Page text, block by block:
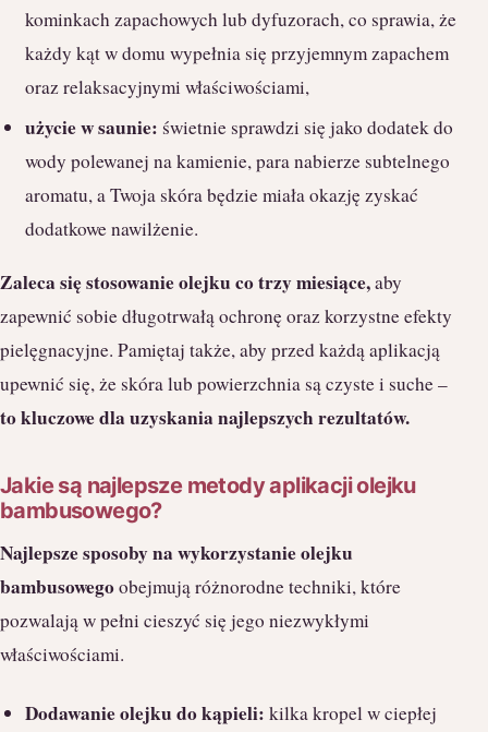
kominkach zapachowych lub dyfuzorach, co sprawia, że
każdy kąt w domu wypełnia się przyjemnym zapachem
oraz relaksacyjnymi właściwościami,
użycie w saunie: świetnie sprawdzi się jako dodatek do
wody polewanej na kamienie, para nabierze subtelnego
aromatu, a Twoja skóra będzie miała okazję zyskać
dodatkowe nawilżenie.
Zaleca się stosowanie olejku co trzy miesiące,aby
zapewnić sobie długotrwałą ochronę oraz korzystne efekty
pielęgnacyjne. Pamiętaj także, aby przed każdą aplikacją
upewnić się, że skóra lub powierzchnia są czyste i suche –
to kluczowe dla uzyskania najlepszych rezultatów.
Jakie są najlepsze metody aplikacji olejku
bambusowego?
Najlepsze sposoby na wykorzystanie olejku
bambusowegoobejmują różnorodne techniki, które
pozwalają w pełni cieszyć się jego niezwykłymi
właściwościami.
Dodawanie olejku do kąpieli: kilka kropel w ciepłej